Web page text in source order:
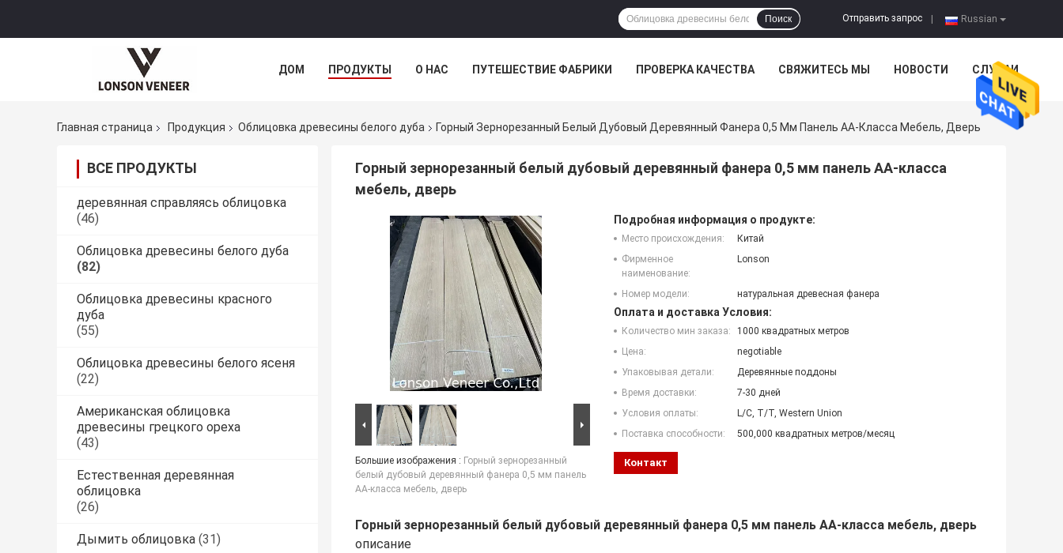
Russian
Отправить запрос
Поиск
ДОМ ПРОДУКТЫ О НАС ПУТЕШЕСТВИЕ ФАБРИКИ ПРОВЕРКА КАЧЕСТВА СВЯЖИТЕСЬ МЫ НОВОСТИ СЛУЧАИ
Главная страница Продукция Облицовка древесины белого дуба Горный Зернорезанный Белый Дубовый Деревянный Фанера 0,5 Мм Панель AA-Класса Мебель, Дверь
ВСЕ ПРОДУКТЫ
деревянная справляясь облицовка
(46)
Облицовка древесины белого дуба
(82)
Облицовка древесины красного
дуба
(55)
Облицовка древесины белого ясеня
(22)
Американская облицовка
древесины грецкого ореха
(43)
Естественная деревянная
облицовка
(26)
Дымить облицовка (31)
Горный зернорезанный белый дубовый деревянный фанера 0,5 мм панель AA-класса
мебель, дверь
Большие изображения : Горный зернорезанный
белый дубовый деревянный фанера 0,5 мм панель
AA-класса мебель, дверь
Подробная информация о продукте:
Место происхождения:
Китай
Фирменное
наименование:
Lonson
Номер модели: натуральная древесная фанера
Оплата и доставка Условия:
Количество мин заказа:
1000 квадратных метров
Цена:
negotiable
Упаковывая детали:
Деревянные поддоны
Время доставки:
7-30 дней
Условия оплаты:
L/C, T/T, Western Union
Поставка способности:
500,000 квадратных метров/месяц
Контакт
Горный зернорезанный белый дубовый деревянный фанера 0,5 мм панель AA-класса мебель, дверь
описание